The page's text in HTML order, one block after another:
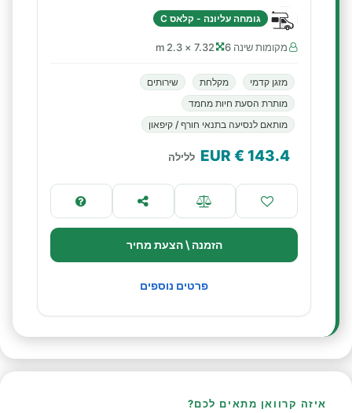
גומחה עליונה - קלאס C
מקומות שינה 6 7.32 × 2.3 m
מזגן קדמי מקלחת
שירותים
מותרת הסעת חיות מחמד
מותאם לנסיעה בתנאי חורף / קיפאון
143.4
€ EUR ללילה
הזמנה \ הצעת מחיר
פרטים נוספים
איזה קרוואן מתאים לכם?